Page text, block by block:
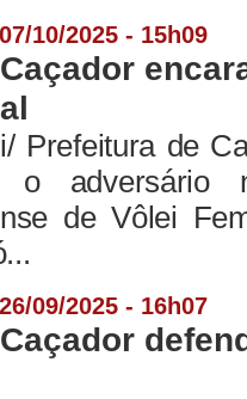
10/2025 - 15h09
Prefeitura de
o adversário
de Vôlei
09/2025 - 16h07